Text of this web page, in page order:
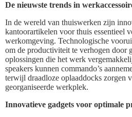
De nieuwste trends in
In de wereld van thuiswerken zijn
kantoorartikelen voor thuis essentieel
werkomgeving. Technologische
om de productiviteit te verhogen door
oplossingen die het werk
speakers kunnen commando’s
terwijl draadloze oplaaddocks zorgen
georganiseerde werkplek.
Innovatieve gadgets voor optimale